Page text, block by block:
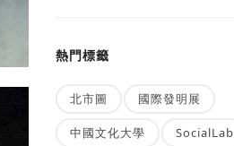
熱門標籤
北市圖 國際發明展
中國文化大學 SocialLab